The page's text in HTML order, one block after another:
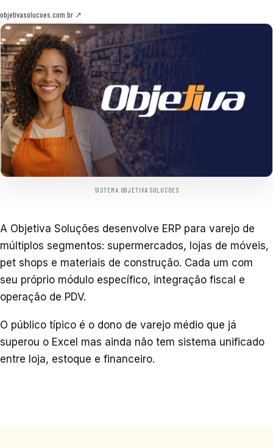
objetivasolucoes.com.br ↗
SISTEMA OBJETIVA SOLUCOES
A Objetiva Soluções desenvolve ERP para varejo de
múltiplos segmentos: supermercados, lojas de móveis,
pet shops e materiais de construção. Cada um com
seu próprio módulo específico, integração fiscal e
operação de PDV.
O público típico é o dono de varejo médio que já
superou o Excel mas ainda não tem sistema unificado
entre loja, estoque e financeiro.